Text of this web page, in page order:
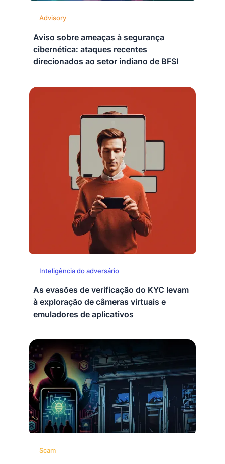
Advisory
Aviso sobre ameaças à segurança
cibernética: ataques recentes
direcionados ao setor indiano de BFSI
Inteligência do adversário
As evasões de verificação do KYC levam
à exploração de câmeras virtuais e
emuladores de aplicativos
Scam